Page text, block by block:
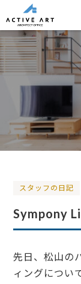
スタッフの日記
Sympony
先日、松山の
ィングについ